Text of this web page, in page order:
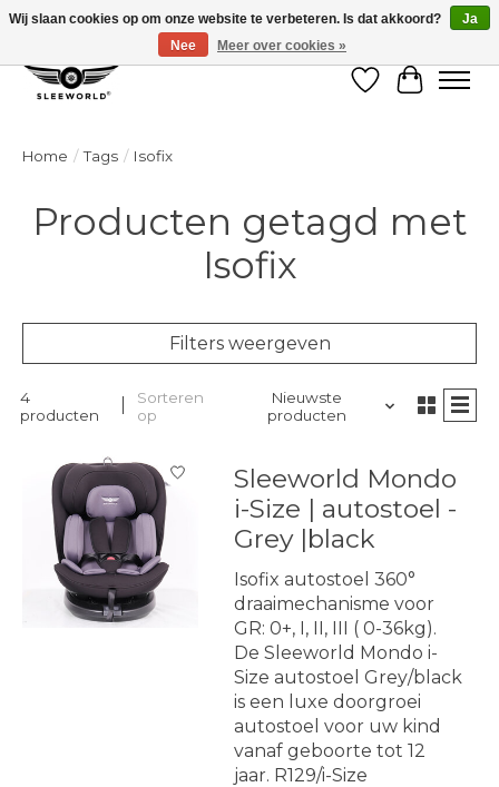
Verlanglijst
Home / Tags / Isofix
Producten getagd met
Isofix
Filters weergeven
4
producten
Sorteren
op
Nieuwste
producten
Sleeworld Mondo
i-Size | autostoel -
Grey |black
Isofix autostoel 360°
draaimechanisme voor
GR: 0+, I, II, III ( 0-36kg).
De Sleeworld Mondo i-
Size autostoel Grey/black
is een luxe doorgroei
autostoel voor uw kind
vanaf geboorte tot 12
jaar. R129/i-Size
Wij slaan cookies op om onze website te verbeteren. Is dat akkoord?
Ja
Nee
Meer over cookies »